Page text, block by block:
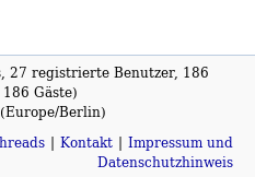
27 registrierte Benutzer, 186
Gäste)
Berlin)
Kontakt
Impressum und
Datenschutzhinweis